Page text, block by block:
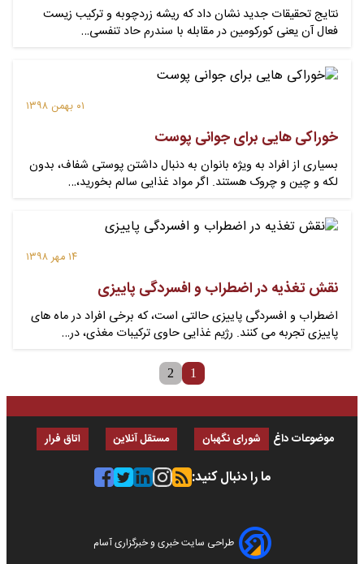
نتایج تحقیقات جدید نشان داد که ریشه زردچوبه و ترکیب زیست
فعال آن یعنی کورکومین در مقابله با سندرم حاد تنفسی…
۰۱ بهمن ۱۳۹۸
خوراکی هایی برای جوانی پوست
بسیاری از افراد به ویژه بانوان به دنبال داشتن پوستی شفاف، بدون
لکه و چین و چروک هستند. اگر مواد غذایی سالم بخورید،…
۱۴ مهر ۱۳۹۸
نقش تغذیه در اضطراب و افسردگی پاییزی
اضطراب و افسردگی پاییزی حالتی است، که برخی افراد در ماه های
پاییزی تجربه می کنند. رژیم غذایی حاوی ترکیبات مغذی، در…
1
2
موضوعات داغ شورای نگهبان مستقل آنلاین اتاق فرار
ما را دنبال کنید:
طراحی سایت خبری و خبرگزاری آسام